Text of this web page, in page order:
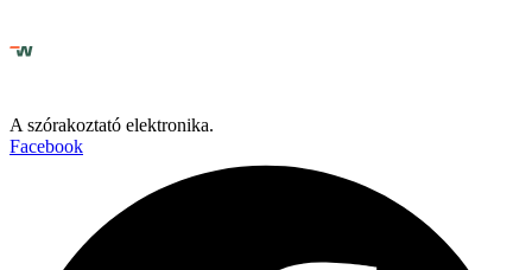
A szórakoztató elektronika.
Facebook